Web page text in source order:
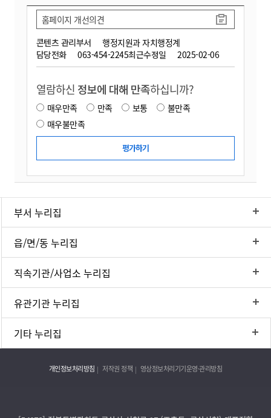
콘텐츠 관리부서
행정지원과 자치행정계
담당전화
063-454-2245최근수정일 2025-02-06
홈페이지 개선의견
열람하신 정보에 대해 만족하십니까?
매우만족 만족 보통
불만족
매우불만족
부서 누리집
읍/면/동 누리집
직속기관/사업소 누리집
유관기관 누리집
기타 누리집
개인정보처리방침 저작권 정책 영상정보처리기기운영·관리방침